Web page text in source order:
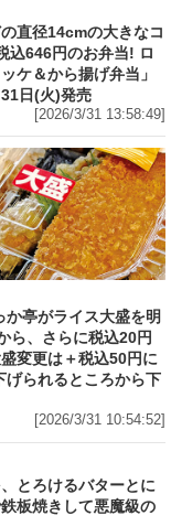
直径14cmの大きなコ
込646円のお弁当! ロ
ケ＆から揚げ弁当」
日(火)発売
[2026/3/31 13:58:49]
か亭がライス大盛を明
ら、さらに税込20円
変更は＋税込50円に
げられるところから下
[2026/3/31 10:54:52]
とろけるバターとに
板焼きして悪魔級の